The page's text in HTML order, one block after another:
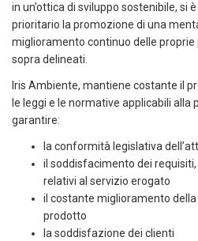
in un’ottica di sviluppo sostenibile, si
prioritario la promozione di una
miglioramento continuo delle
sopra delineati.
Iris Ambiente, mantiene costante il
le leggi e le normative applicabili alla
garantire:
la conformità legislativa
il soddisfacimento dei
relativi al servizio erogato
il costante miglioramento della
prodotto
la soddisfazione dei clienti